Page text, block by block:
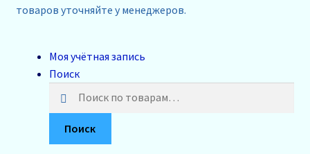
товаров уточняйте у менеджеров.
Моя учётная запись
Поиск
Поиск